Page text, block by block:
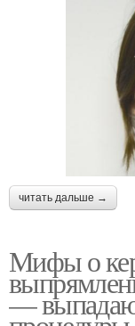
читать дальше →
Мифы о
—